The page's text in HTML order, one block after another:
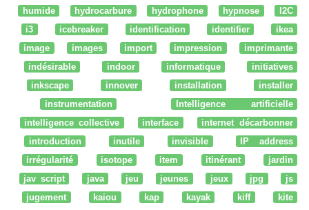
humide
hydrocarbure hydrophone hypnose
I2C
i3
icebreaker identification identifier
ikea
image
images import impression
imprimante
indésirable
indoor informatique
initiatives
inkscape
innover installation
installer
instrumentation
Intelligence artificielle
intelligence collective
interface
internet décarbonner
introduction
inutile invisible
IP address
irrégularité
isotope item itinérant
jardin
jav script
java jeu jeunes jeux jpg
js
jugement
kaiou kap kayak kiff
kite